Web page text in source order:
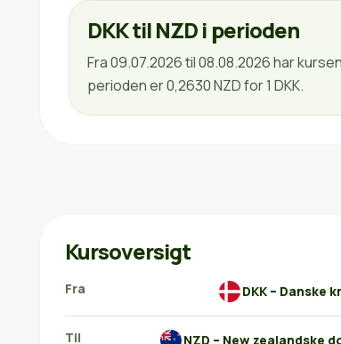
DKK til NZD i perioden
Fra 09.07.2026 til 08.08.2026 har
perioden er 0,2630 NZD for 1 DKK.
Kursoversigt
Fra DKK – Danske
Til NZD – New zealandske